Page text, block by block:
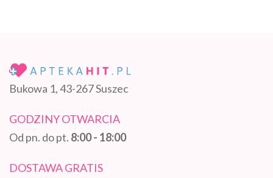
Bukowa 1, 43-267 Suszec
GODZINY OTWARCIA
Od pn. do pt. 8:00 - 18:00
DOSTAWA GRATIS